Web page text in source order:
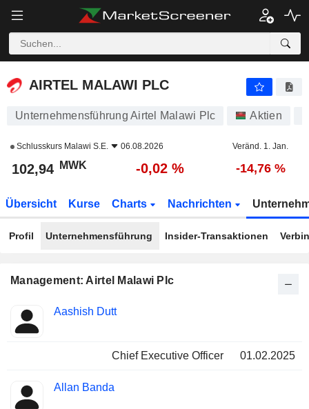
AIRTEL MALAWI PLC
AIRTEL MALAWI PLC
Unternehmensführung Airtel Malawi Plc Aktien
Schlusskurs Malawi S.E. 06.08.2026 Veränd. 1. Jan.
102,94 MWK -0,02 % -14,76 %
Übersicht Kurse Charts Nachrichten
Profil Unternehmensführung Insider-Transaktionen
Management: Airtel Malawi Plc
Manager
Besetzte
Aashish Dutt
Chief Executive Officer 01.02.2025
Allan Banda